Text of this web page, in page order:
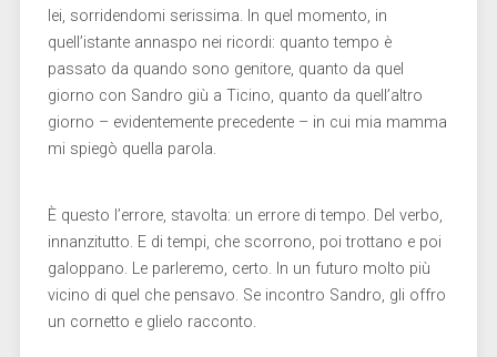
lei, sorridendomi serissima. In quel momento, in
quell’istante annaspo nei ricordi: quanto tempo è
passato da quando sono genitore, quanto da quel
giorno con Sandro giù a Ticino, quanto da quell’altro
giorno – evidentemente precedente – in cui mia mamma
mi spiegò quella parola.
È questo l’errore, stavolta: un errore di tempo. Del verbo,
innanzitutto. E di tempi, che scorrono, poi trottano e poi
galoppano. Le parleremo, certo. In un futuro molto più
vicino di quel che pensavo. Se incontro Sandro, gli offro
un cornetto e glielo racconto.